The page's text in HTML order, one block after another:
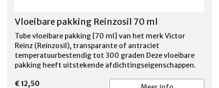
Vloeibare pakking Reinzosil 70 ml
Tube vloeibare pakking [70 ml] van het merk Victor
Reinz (Reinzosil), transparante of antraciet
temperatuurbestendig tot 300 graden Deze vloeibare
pakking heeft uitstekende afdichtingseigenschappen.
montage van een klepdekselpakkking (bij alle hoeken,
€ 12,50